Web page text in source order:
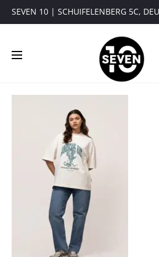
SEVEN 10 | SCHUIFELENBERG 5C,